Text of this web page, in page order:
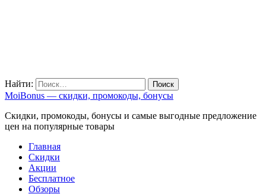
Найти:
MoiBonus — скидки, промокоды, бонусы
Скидки, промокоды, бонусы и самые выгодные предложение
цен на популярные товары
Главная
Скидки
Акции
Бесплатное
Обзоры